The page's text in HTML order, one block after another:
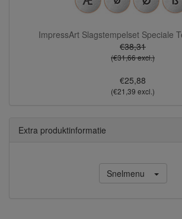
ImpressArt Slagstempelset Speciale
€38,31
(€31,66 excl.)
€25,88
(€21,39 excl.)
Extra produktinformatie
Snelmenu